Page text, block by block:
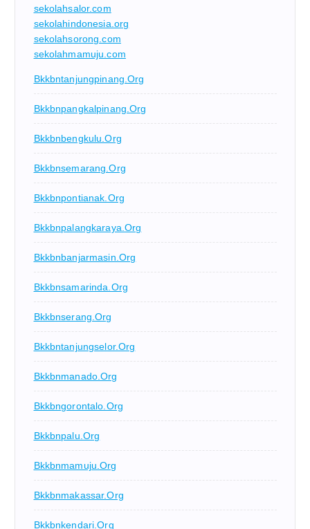
sekolahsalor.com
sekolahindonesia.org
sekolahsorong.com
sekolahmamuju.com
Bkkbntanjungpinang.org
Bkkbnpangkalpinang.org
Bkkbnbengkulu.org
Bkkbnsemarang.org
Bkkbnpontianak.org
Bkkbnpalangkaraya.org
Bkkbnbanjarmasin.org
Bkkbnsamarinda.org
Bkkbnserang.org
Bkkbntanjungselor.org
Bkkbnmanado.org
Bkkbngorontalo.org
Bkkbnpalu.org
Bkkbnmamuju.org
Bkkbnmakassar.org
Bkkbnkendari.org